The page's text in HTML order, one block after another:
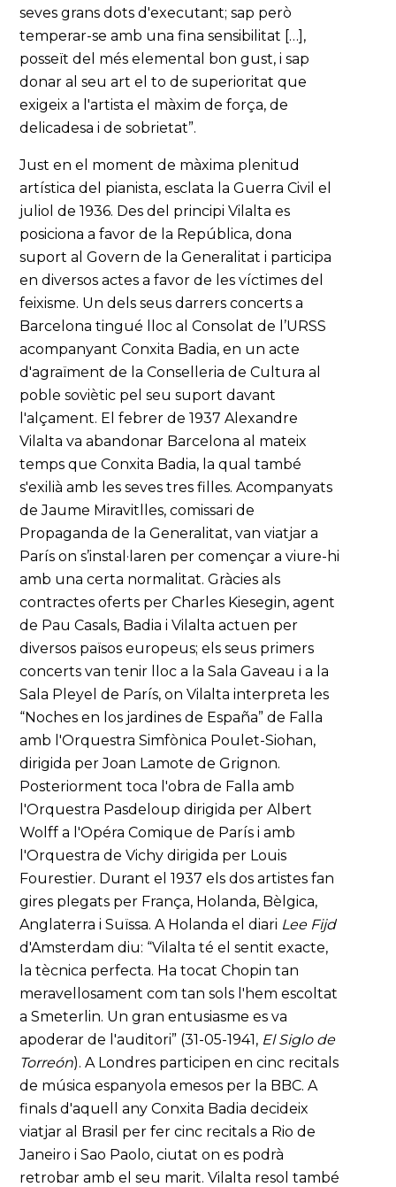
seves grans dots d'executant; sap però
temperar-se amb una fina sensibilitat […],
posseït del més elemental bon gust, i sap
donar al seu art el to de superioritat que
exigeix a l'artista el màxim de força, de
delicadesa i de sobrietat”.
Just en el moment de màxima plenitud
artística del pianista, esclata la Guerra Civil el
juliol de 1936. Des del principi Vilalta es
posiciona a favor de la República, dona
suport al Govern de la Generalitat i participa
en diversos actes a favor de les víctimes del
feixisme. Un dels seus darrers concerts a
Barcelona tingué lloc al Consolat de l’URSS
acompanyant Conxita Badia, en un acte
d'agraïment de la Conselleria de Cultura al
poble soviètic pel seu suport davant
l'alçament. El febrer de 1937 Alexandre
Vilalta va abandonar Barcelona al mateix
temps que Conxita Badia, la qual també
s'exilià amb les seves tres filles. Acompanyats
de Jaume Miravitlles, comissari de
Propaganda de la Generalitat, van viatjar a
París on s’instal·laren per començar a viure-hi
amb una certa normalitat. Gràcies als
contractes oferts per Charles Kiesegin, agent
de Pau Casals, Badia i Vilalta actuen per
diversos països europeus; els seus primers
concerts van tenir lloc a la Sala Gaveau i a la
Sala Pleyel de París, on Vilalta interpreta les
“Noches en los jardines de España” de Falla
amb l'Orquestra Simfònica Poulet-Siohan,
dirigida per Joan Lamote de Grignon.
Posteriorment toca l'obra de Falla amb
l'Orquestra Pasdeloup dirigida per Albert
Wolff a l'Opéra Comique de París i amb
l'Orquestra de Vichy dirigida per Louis
Fourestier. Durant el 1937 els dos artistes fan
gires plegats per França, Holanda, Bèlgica,
Anglaterra i Suïssa. A Holanda el diari Lee Fijd
d'Amsterdam diu: “Vilalta té el sentit exacte,
la tècnica perfecta. Ha tocat Chopin tan
meravellosament com tan sols l'hem escoltat
a Smeterlin. Un gran entusiasme es va
apoderar de l'auditori” (31-05-1941, El Siglo de
Torreón). A Londres participen en cinc recitals
de música espanyola emesos per la BBC. A
finals d'aquell any Conxita Badia decideix
viatjar al Brasil per fer cinc recitals a Rio de
Janeiro i Sao Paolo, ciutat on es podrà
retrobar amb el seu marit. Vilalta resol també